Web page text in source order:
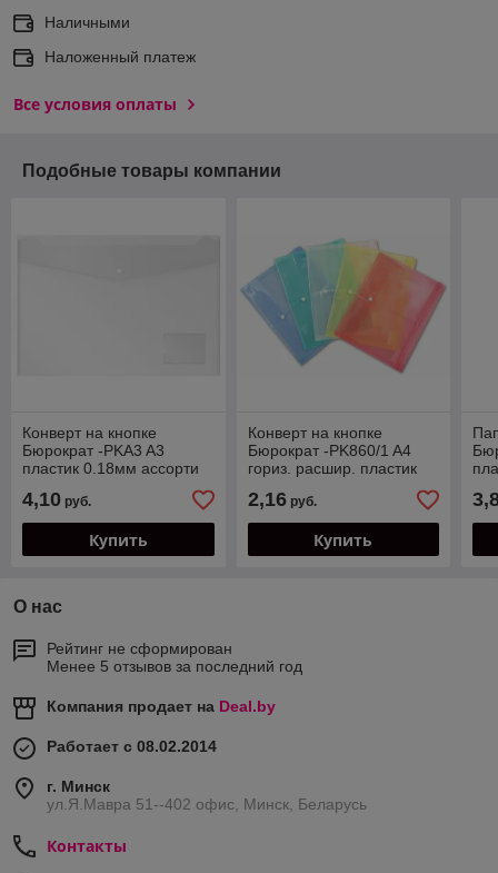
Наличными
Наложенный платеж
Все условия оплаты
Подобные товары компании
Конверт на кнопке
Бюрократ -PKA3 A3
пластик 0.18мм ассорти
4,10 руб.
Купить
Конверт на кнопке
Бюрократ -PK860/1 A4
гориз. расшир. пластик
2,16руб.
Купить
О нас
Рейтинг не сформирован
Менее 5 отзывов за последний год
Компания продает на Deal.by
Работает с 08.02.2014
г. Минск
ул.Я.Мавра 51--402 офис, Минск, Беларусь
Контакты